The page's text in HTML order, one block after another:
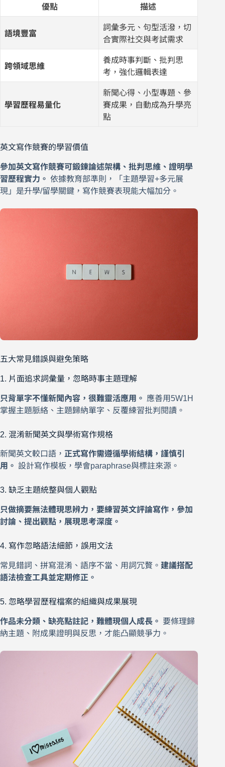
優點 描述
語境豐富
詞彙多元、句型活潑，切
合實際社交與考試需求
跨領域思維
養成時事判斷、批判思
考，強化邏輯表達
學習歷程易量化
新聞心得、小型專題、參
賽成果，自動成為升學亮
點
英文寫作競賽的學習價值
參加英文寫作競賽可鍛鍊論述架構、批判思維、證明學
習歷程實力。 依據教育部準則，「主題學習+多元展
現」是升學/留學關鍵，寫作競賽表現能大幅加分。
五大常見錯誤與避免策略
1. 片面追求詞彙量，忽略時事主題理解
只背單字不懂新聞內容，很難靈活應用。 應善用5W1H
掌握主題脈絡、主題歸納單字、反覆練習批判閱讀。
2. 混淆新聞英文與學術寫作規格
新聞英文較口語， 正式寫作需遵循學術結構，謹慎引
用。 設計寫作模板，學會paraphrase與標註來源。
3. 缺乏主題統整與個人觀點
只做摘要無法體現思辨力，要練習英文評論寫作，參加
討論、提出觀點，展現思考深度。
4. 寫作忽略語法細節，誤用文法
常見錯詞、拼寫混淆、語序不當、用詞冗贅。 建議搭配
語法檢查工具並定期修正。
5. 忽略學習歷程檔案的組織與成果展現
作品未分類、缺亮點註記，難體現個人成長。 要條理歸
納主題、附成果證明與反思，才能凸顯競爭力。